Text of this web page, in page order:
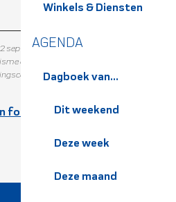
Winkels & Diensten
AGENDA
Dagboek van...
Dit weekend
Deze week
Deze maand
september 2025 in 16:53
de Belledonne Chartreuse
:
5623956)
fout melden